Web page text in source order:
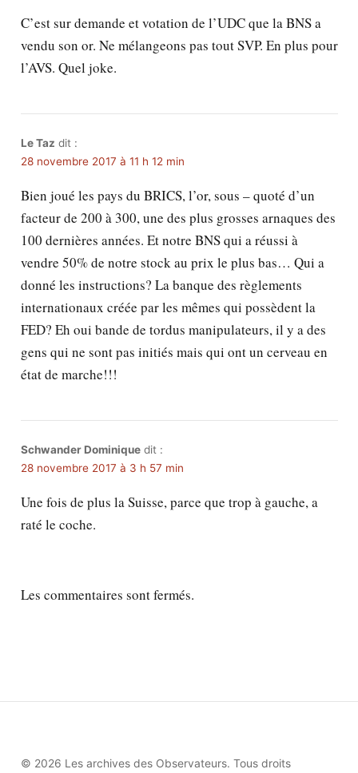
C’est sur demande et votation de l’UDC que la BNS a
vendu son or. Ne mélangeons pas tout SVP. En plus pour
l’AVS. Quel joke.
Le Taz dit :
28 novembre 2017 à 11 h 12 min
Bien joué les pays du BRICS, l’or, sous – quoté d’un
facteur de 200 à 300, une des plus grosses arnaques des
100 dernières années. Et notre BNS qui a réussi à
vendre 50% de notre stock au prix le plus bas… Qui a
donné les instructions? La banque des règlements
internationaux créée par les mêmes qui possèdent la
FED? Eh oui bande de tordus manipulateurs, il y a des
gens qui ne sont pas initiés mais qui ont un cerveau en
état de marche!!!
Schwander Dominique dit :
28 novembre 2017 à 3 h 57 min
Une fois de plus la Suisse, parce que trop à gauche, a
raté le coche.
Les commentaires sont fermés.
© 2026 Les archives des Observateurs. Tous droits